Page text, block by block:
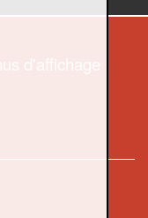
d'affichage